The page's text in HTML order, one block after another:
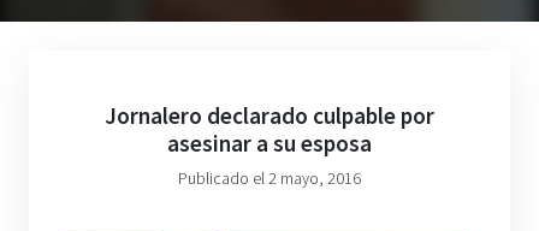
Jornalero declarado culpable por
asesinar a su esposa
Publicado el 2 mayo, 2016